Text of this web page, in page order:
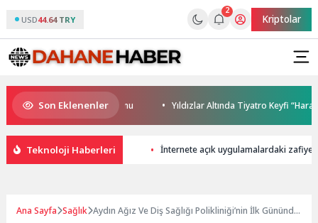
USD44.64 TRY
2
Kriptolar
Son Eklenenler
Adrenalin Dolu Hafta Sonu Yıldızlar Altında Tiyatro Keyfi
Teknoloji Haberleri İnternete açık uygulamalardaki
Ana Sayfa Sağlık Aydın Ağız Ve Diş Sağlığı Polikliniği’nin İlk Gününde